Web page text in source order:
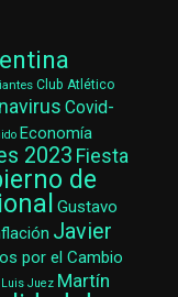
Club Atlético
Covid-
Economía
2023 Fiesta
de
Gustavo
Javier
por el Cambio
Luis Juez Martín